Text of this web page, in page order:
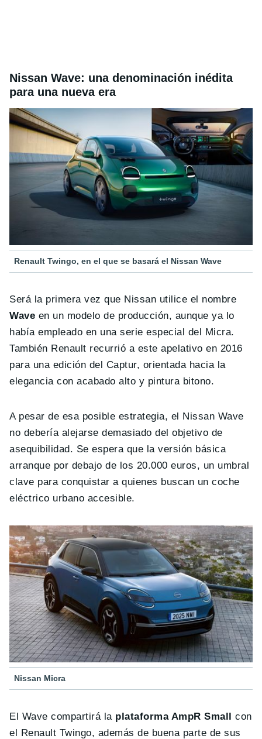
Nissan Wave: una denominación inédita
para una nueva era
Renault Twingo, en el que se basará el Nissan Wave
Será la primera vez que Nissan utilice el nombre
Wave en un modelo de producción, aunque ya lo
había empleado en una serie especial del Micra.
También Renault recurrió a este apelativo en 2016
para una edición del Captur, orientada hacia la
elegancia con acabado alto y pintura bitono.
A pesar de esa posible estrategia, el Nissan Wave
no debería alejarse demasiado del objetivo de
asequibilidad. Se espera que la versión básica
arranque por debajo de los 20.000 euros, un umbral
clave para conquistar a quienes buscan un coche
eléctrico urbano accesible.
Nissan Micra
El Wave compartirá la plataforma AmpR Small con
el Renault Twingo, además de buena parte de sus